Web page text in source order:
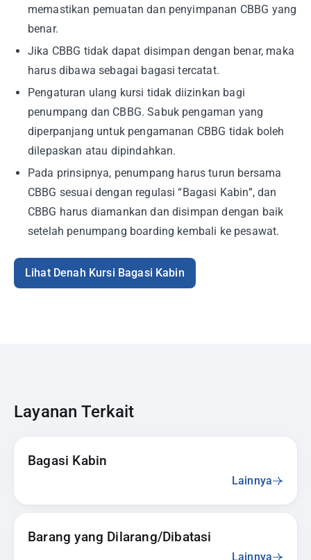
memastikan pemuatan dan penyimpanan CBBG yang
benar.
Jika CBBG tidak dapat disimpan dengan benar, maka
harus dibawa sebagai bagasi tercatat.
Pengaturan ulang kursi tidak diizinkan bagi
penumpang dan CBBG. Sabuk pengaman yang
diperpanjang untuk pengamanan CBBG tidak boleh
dilepaskan atau dipindahkan.
Pada prinsipnya, penumpang harus turun bersama
CBBG sesuai dengan regulasi “Bagasi Kabin”, dan
CBBG harus diamankan dan disimpan dengan baik
setelah penumpang boarding kembali ke pesawat.
Lihat Denah Kursi Bagasi Kabin
Layanan Terkait
Bagasi Kabin
Lainnya
Barang yang Dilarang/Dibatasi
Lainnya